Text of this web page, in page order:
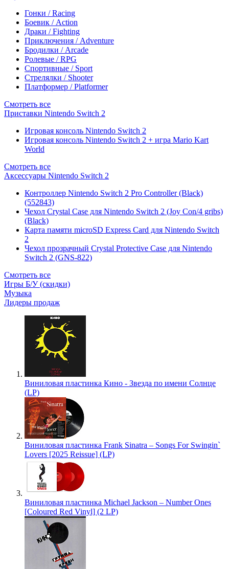
Гонки / Racing
Боевик / Action
Драки / Fighting
Приключения / Adventure
Бродилки / Arcade
Ролевые / RPG
Спортивные / Sport
Стрелялки / Shooter
Платформер / Platformer
Смотреть все
Приставки Nintendo Switch 2
Игровая консоль Nintendo Switch 2
Игровая консоль Nintendo Switch 2 + игра Mario Kart
World
Смотреть все
Аксессуары Nintendo Switch 2
Контроллер Nintendo Switch 2 Pro Controller (Black)
(552843)
Чехол Сrystal Сase для Nintendo Switch 2 (Joy Con/4 gribs)
(Black)
Карта памяти microSD Express Card для Nintendo Switch
2
Чехол прозрачный Crystal Protective Case для Nintendo
Switch 2 (GNS-822)
Смотреть все
Игры Б/У (скидки)
Музыка
Лидеры продаж
Виниловая пластинка Кино - Звезда по имени Солнце
(LP)
Виниловая пластинка Frank Sinatra – Songs For Swingin`
Lovers [2025 Reissue] (LP)
Виниловая пластинка Michael Jackson – Number Ones
[Coloured Red Vinyl] (2 LP)